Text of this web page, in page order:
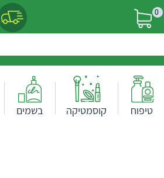
0
טיפוח קוסמטיקה בשמים